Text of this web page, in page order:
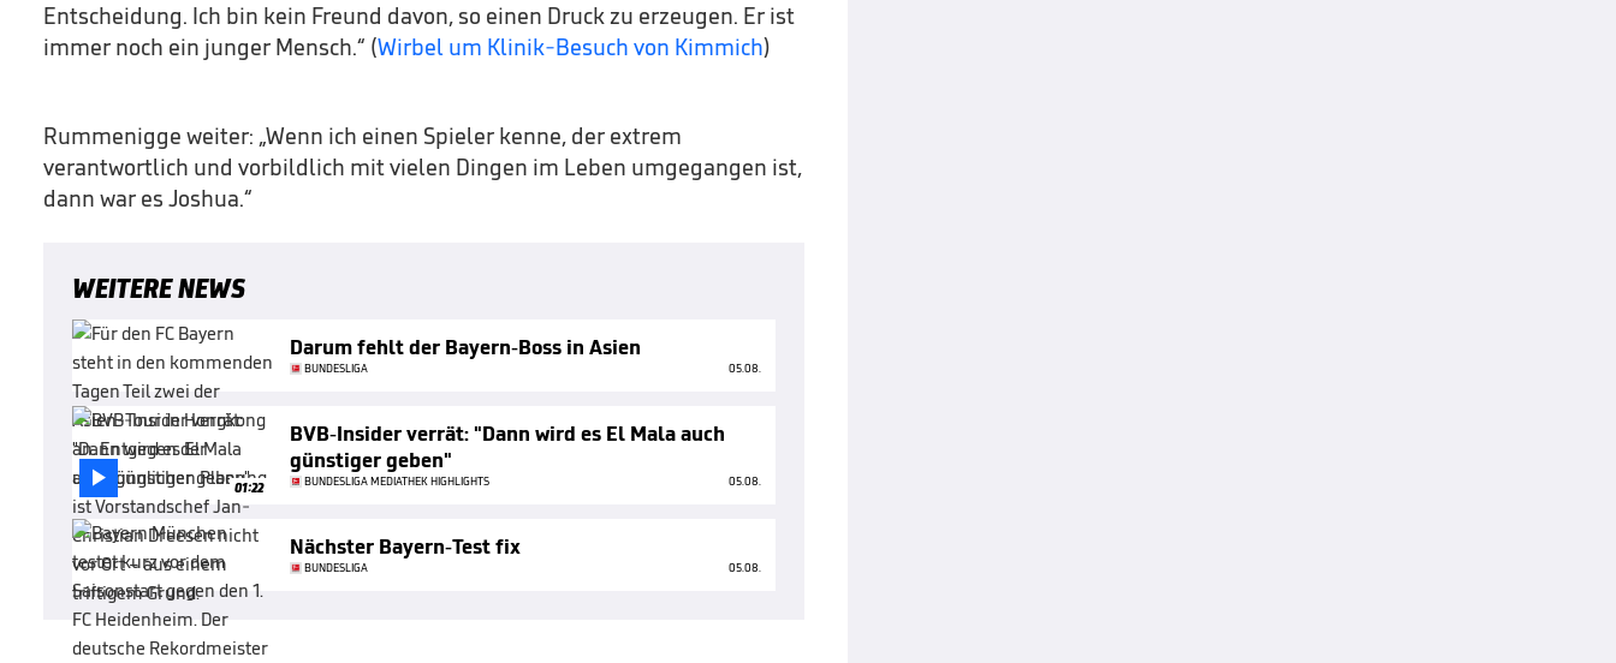
Entscheidung. Ich bin kein Freund davon, so einen Druck zu erzeugen. Er ist
immer noch ein junger Mensch.“ (Wirbel um Klinik-Besuch von Kimmich)
Rummenigge weiter: „Wenn ich einen Spieler kenne, der extrem
verantwortlich und vorbildlich mit vielen Dingen im Leben umgegangen ist,
dann war es Joshua.“
WEITERE NEWS
Darum fehlt der Bayern-Boss in Asien
BUNDESLIGA 05.08.
 01:22
BVB-Insider verrät: "Dann wird es El Mala auch
günstiger geben"
BUNDESLIGA MEDIATHEK HIGHLIGHTS 05.08.
Nächster Bayern-Test fix
BUNDESLIGA 05.08.